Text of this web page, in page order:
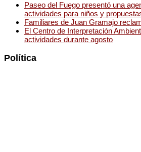
Paseo del Fuego presentó una
actividades para niños y
Familiares de Juan Gramajo
El Centro de Interpretación
actividades durante agosto
Política